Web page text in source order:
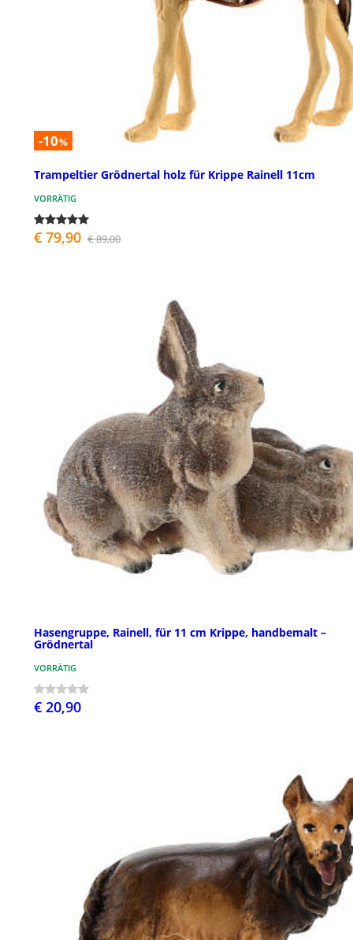
-10%
Trampeltier Grödnertal holz für Krippe Rainell 11cm
VORRÄTIG
€ 79,90 € 89,00
Hasengruppe, Rainell, für 11 cm Krippe, handbemalt –
Grödnertal
VORRÄTIG
€ 20,90